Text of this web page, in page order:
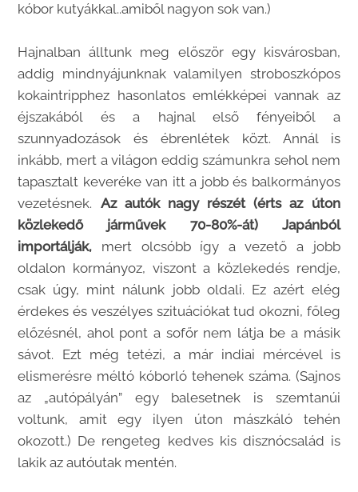
kóbor kutyákkal..amiből nagyon sok van.)
Hajnalban álltunk meg először egy kisvárosban,
addig mindnyájunknak valamilyen stroboszkópos
kokaintripphez hasonlatos emlékképei vannak az
éjszakából és a hajnal első fényeiből a
szunnyadozások és ébrenlétek közt. Annál is
inkább, mert a világon eddig számunkra sehol nem
tapasztalt keveréke van itt a jobb és balkormányos
vezetésnek. Az autók nagy részét (érts az úton
közlekedő járművek 70-80%-át) Japánból
importálják, mert olcsóbb így a vezető a jobb
oldalon kormányoz, viszont a közlekedés rendje,
csak úgy, mint nálunk jobb oldali. Ez azért elég
érdekes és veszélyes szituációkat tud okozni, főleg
előzésnél, ahol pont a sofőr nem látja be a másik
sávot. Ezt még tetézi, a már indiai mércével is
elismerésre méltó kóborló tehenek száma. (Sajnos
az „autópályán” egy balesetnek is szemtanúi
voltunk, amit egy ilyen úton mászkáló tehén
okozott.) De rengeteg kedves kis disznócsalád is
lakik az autóutak mentén.